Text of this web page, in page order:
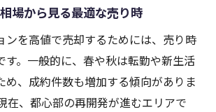
場から見る最適な売り時
ンを高値で売却するためには、売り時
す。一般的に、春や秋は転勤や新生活
め、成約件数も増加する傾向がありま
在、都心部の再開発が進むエリアで